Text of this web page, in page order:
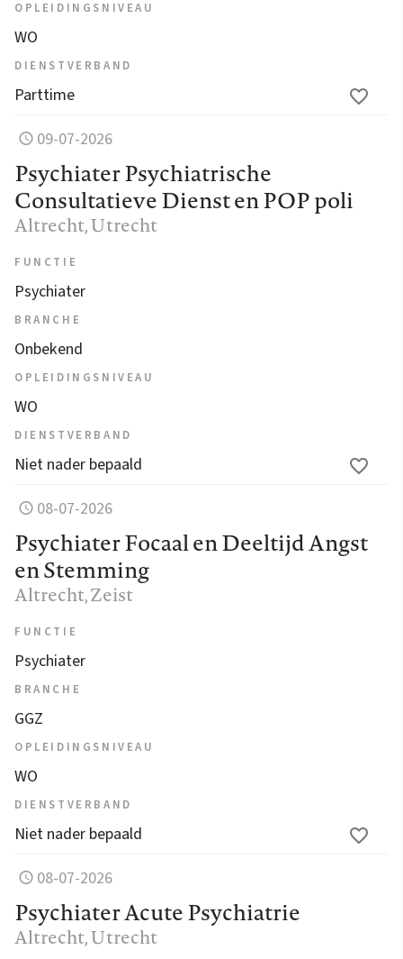
OPLEIDINGSNIVEAU
WO
DIENSTVERBAND
Parttime
09-07-2026
Psychiater Psychiatrische
Consultatieve Dienst en POP poli
Altrecht, Utrecht
FUNCTIE
Psychiater
BRANCHE
Onbekend
OPLEIDINGSNIVEAU
WO
DIENSTVERBAND
Niet nader bepaald
08-07-2026
Psychiater Focaal en Deeltijd Angst
en Stemming
Altrecht, Zeist
FUNCTIE
Psychiater
BRANCHE
GGZ
OPLEIDINGSNIVEAU
WO
DIENSTVERBAND
Niet nader bepaald
08-07-2026
Psychiater Acute Psychiatrie
Altrecht, Utrecht